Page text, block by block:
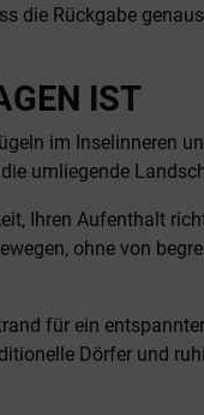
die Rückgabe
IST
im Inselinneren
umliegende
Ihren Aufenthalt
ohne von
für ein
Dörfer und